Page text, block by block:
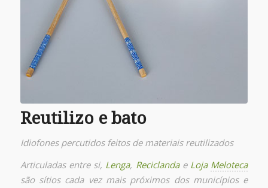
Reutilizo e bato
Idiofones percutidos feitos de materiais reutilizados
Articuladas entre si, Lenga, Reciclandae Loja Meloteca
são sítios cada vez mais próximos dos municípios e